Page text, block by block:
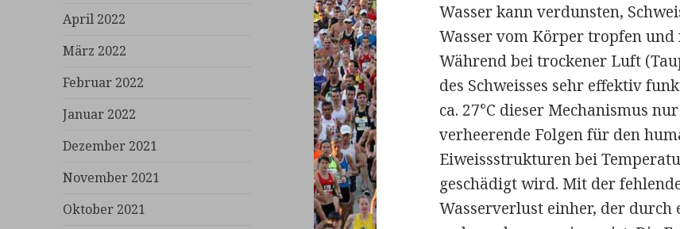
April 2022
März 2022
Februar 2022
Januar 2022
Dezember 2021
November 2021
Oktober 2021
Wasser kann verdunsten,
Wasser vom Körper tropfen
Während bei trockener Luft
des Schweisses sehr effektiv
ca. 27°C dieser Mechanismus
verheerende Folgen für den
Eiweissstrukturen bei
geschädigt wird. Mit der
Wasserverlust einher, der